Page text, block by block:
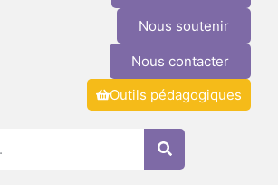
Nous soutenir
Nous contacter
Outils pédagogiques